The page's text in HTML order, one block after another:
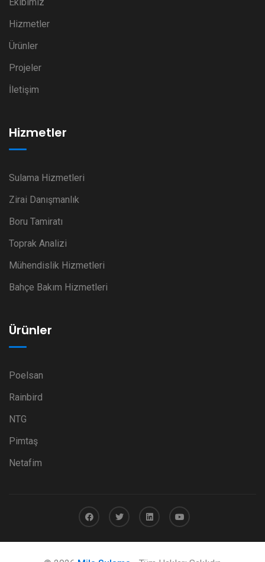
Hizmetler
Ürünler
Projeler
İletişim
Hizmetler
Sulama Hizmetleri
Zirai Danışmanlık
Boru Tamiratı
Toprak Analizi
Mühendislik Hizmetleri
Bahçe Bakım Hizmetleri
Ürünler
Poelsan
Rainbird
NTG
Pimtaş
Netafim